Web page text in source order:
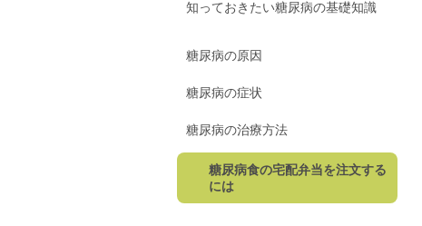
知っておきたい糖尿病の基礎知識
糖尿病の原因
糖尿病の症状
糖尿病の治療方法
糖尿病食の宅配弁当を注文する
には